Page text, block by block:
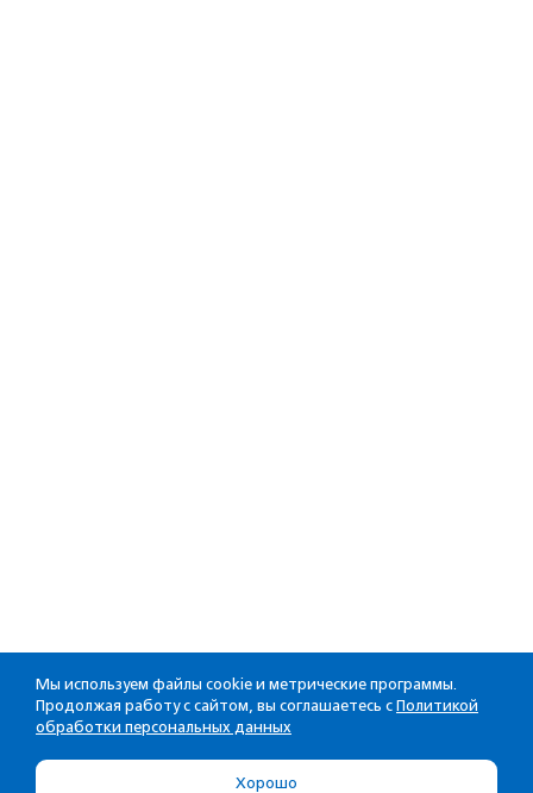
Мы используем файлы cookie и метрические программы.
Продолжая работу с сайтом, вы соглашаетесь с Политикой
обработки персональных данных
Хорошо